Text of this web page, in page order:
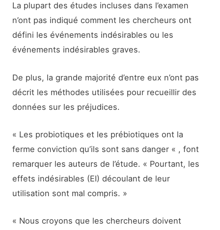
La plupart des études incluses dans l’examen
n’ont pas indiqué comment les chercheurs ont
défini les événements indésirables ou les
événements indésirables graves.
De plus, la grande majorité d’entre eux n’ont pas
décrit les méthodes utilisées pour recueillir des
données sur les préjudices.
« Les probiotiques et les prébiotiques ont la
ferme conviction qu’ils sont sans danger « , font
remarquer les auteurs de l’étude. « Pourtant, les
effets indésirables (EI) découlant de leur
utilisation sont mal compris. »
« Nous croyons que les chercheurs doivent